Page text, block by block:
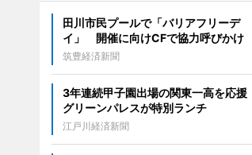
田川市民プールで「バリアフリーデ
イ」 開催に向けCFで協力呼びかけ
筑豊経済新聞
3年連続甲子園出場の関東一高を応援
グリーンパレスが特別ランチ
江戸川経済新聞